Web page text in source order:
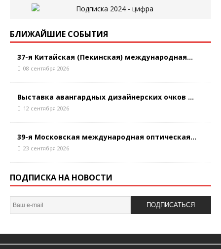
БЛИЖАЙШИЕ СОБЫТИЯ
37-я Китайская (Пекинская) международная...
08 сентября 2026
Выставка авангардных дизайнерских очков ...
12 сентября 2026
39-я Московская международная оптическая...
23 сентября 2026
ПОДПИСКА НА НОВОСТИ
ПОДПИСАТЬСЯ